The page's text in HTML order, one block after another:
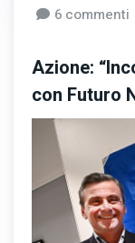
6 commenti
Azione:
con Futuro